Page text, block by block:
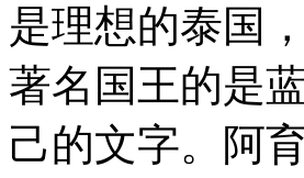
是理想的泰国
著名国王的是
己的文字。阿